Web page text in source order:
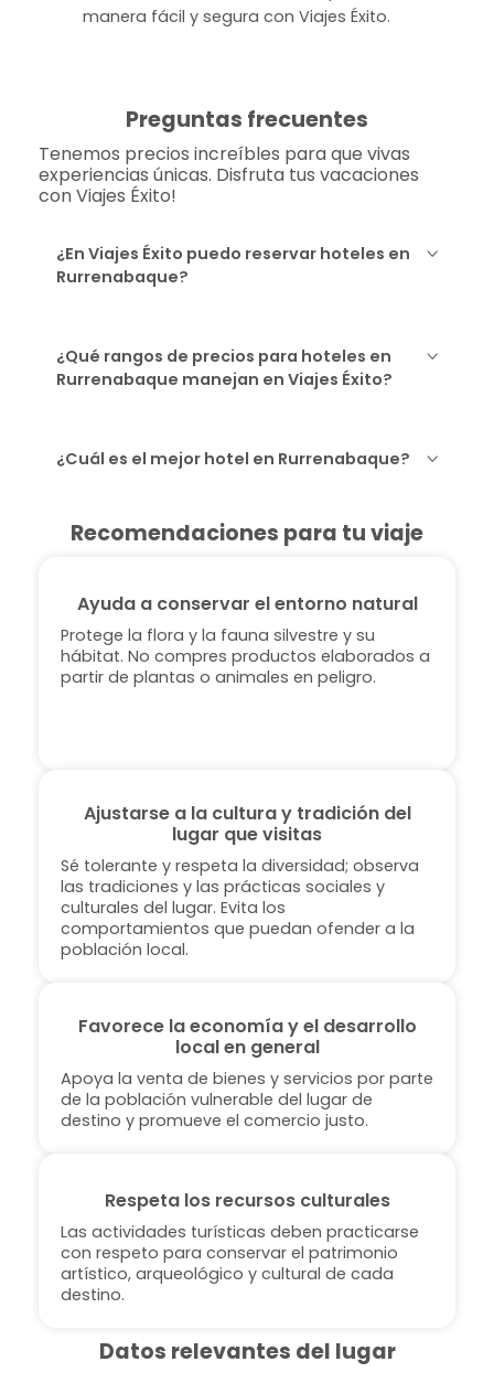
manera fácil y segura con Viajes Éxito.
Preguntas frecuentes
Tenemos precios increíbles para que vivas
experiencias únicas. Disfruta tus vacaciones
con Viajes Éxito!
¿En Viajes Éxito puedo reservar hoteles en
Rurrenabaque?
¿Qué rangos de precios para hoteles en
Rurrenabaque manejan en Viajes Éxito?
¿Cuál es el mejor hotel en Rurrenabaque?
Recomendaciones para tu viaje
Ayuda a conservar el entorno natural
Protege la flora y la fauna silvestre y su
hábitat. No compres productos elaborados a
partir de plantas o animales en peligro.
Ajustarse a la cultura y tradición del
lugar que visitas
Sé tolerante y respeta la diversidad; observa
las tradiciones y las prácticas sociales y
culturales del lugar. Evita los
comportamientos que puedan ofender a la
población local.
Favorece la economía y el desarrollo
local en general
Apoya la venta de bienes y servicios por parte
de la población vulnerable del lugar de
destino y promueve el comercio justo.
Respeta los recursos culturales
Las actividades turísticas deben practicarse
con respeto para conservar el patrimonio
artístico, arqueológico y cultural de cada
destino.
Datos relevantes del lugar